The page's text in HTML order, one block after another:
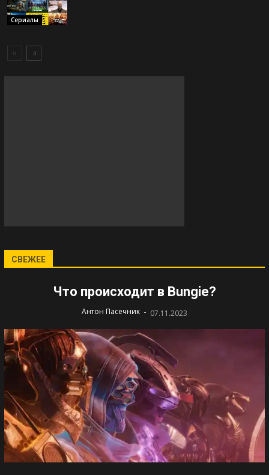
Сериалы
СВЕЖЕЕ
Что происходит в Bungie?
Антон Пасечник - 07.11.2023